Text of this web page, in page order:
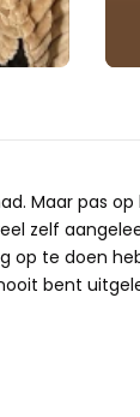
Maar pas
zelf
op te doen
bent